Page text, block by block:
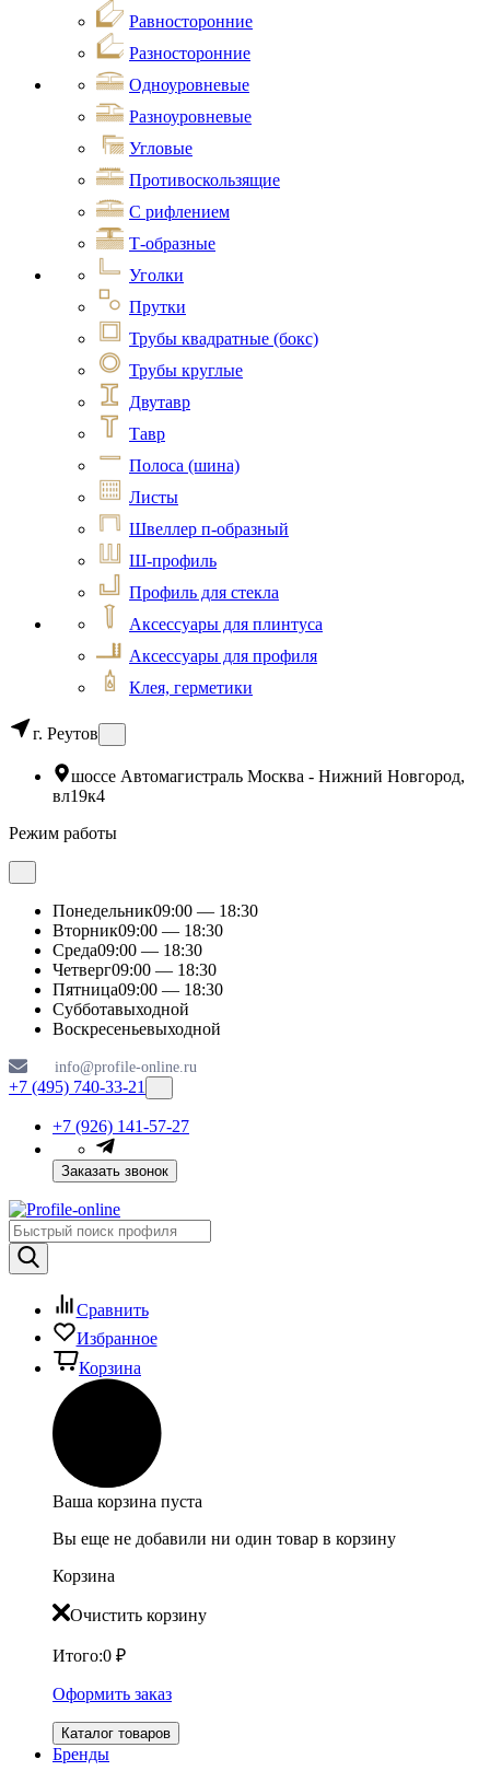
Равносторонние
Разносторонние
Одноуровневые
Разноуровневые
Угловые
Противоскользящие
С рифлением
Т-образные
Уголки
Прутки
Трубы квадратные (бокс)
Трубы круглые
Двутавр
Тавр
Полоса (шина)
Листы
Швеллер п-образный
Ш-профиль
Профиль для стекла
Аксессуары для плинтуса
Аксессуары для профиля
Клея, герметики
г. Реутов
шоссе Автомагистраль Москва - Нижний Новгород,
вл19к4
Режим работы
Понедельник09:00 — 18:30
Вторник09:00 — 18:30
Среда09:00 — 18:30
Четверг09:00 — 18:30
Пятница09:00 — 18:30
Субботавыходной
Воскресеньевыходной
info@profile-online.ru
+7 (495) 740-33-21
+7 (926) 141-57-27
Заказать звонок
Сравнить
Избранное
Корзина
Ваша корзина пуста
Вы еще не добавили ни один товар в корзину
Корзина
Очистить корзину
Итого:0 ₽
Оформить заказ
Каталог товаров
Бренды